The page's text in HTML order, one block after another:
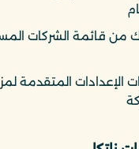
من قائمة الشركات
الإعدادات المتقدمة